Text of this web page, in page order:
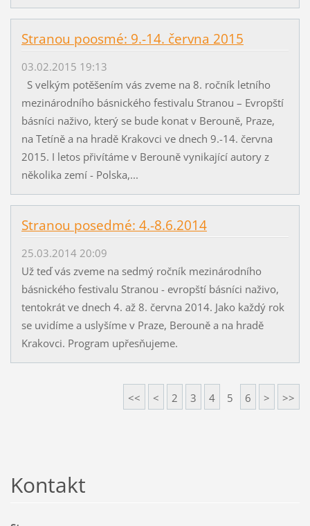
Stranou poosmé: 9.-14. června 2015
03.02.2015 19:13
S velkým potěšením vás zveme na 8. ročník letního
mezinárodního básnického festivalu Stranou – Evropští
básníci naživo, který se bude konat v Berouně, Praze,
na Tetíně a na hradě Krakovci ve dnech 9.-14. června
2015. I letos přivítáme v Berouně vynikající autory z
několika zemí - Polska,...
Stranou posedmé: 4.-8.6.2014
25.03.2014 20:09
Už teď vás zveme na sedmý ročník mezinárodního
básnického festivalu Stranou - evropští básníci naživo,
tentokrát ve dnech 4. až 8. června 2014. Jako každý rok
se uvidíme a uslyšíme v Praze, Berouně a na hradě
Krakovci. Program upřesňujeme.
<< < 2 3 4 5 6 > >>
Kontakt